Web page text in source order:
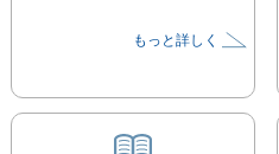
もっと詳しく